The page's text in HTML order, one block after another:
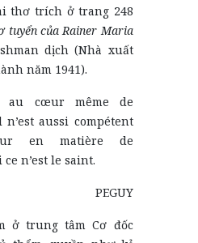
thơ trích ở trang 248
tuyển của Rainer Maria
dịch (Nhà xuất
năm 1941).
au cœur même de
aussi compétent
en matière de
n’est le saint.
PEGUY
ở trung tâm Cơ đốc